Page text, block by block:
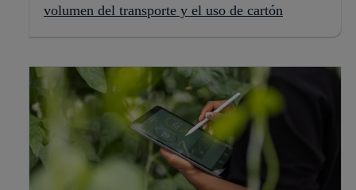
volumen del transporte y el uso de cartón